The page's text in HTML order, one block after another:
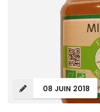
08 JUIN 2018